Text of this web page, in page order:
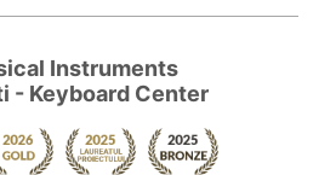
Instruments
- Keyboard Center